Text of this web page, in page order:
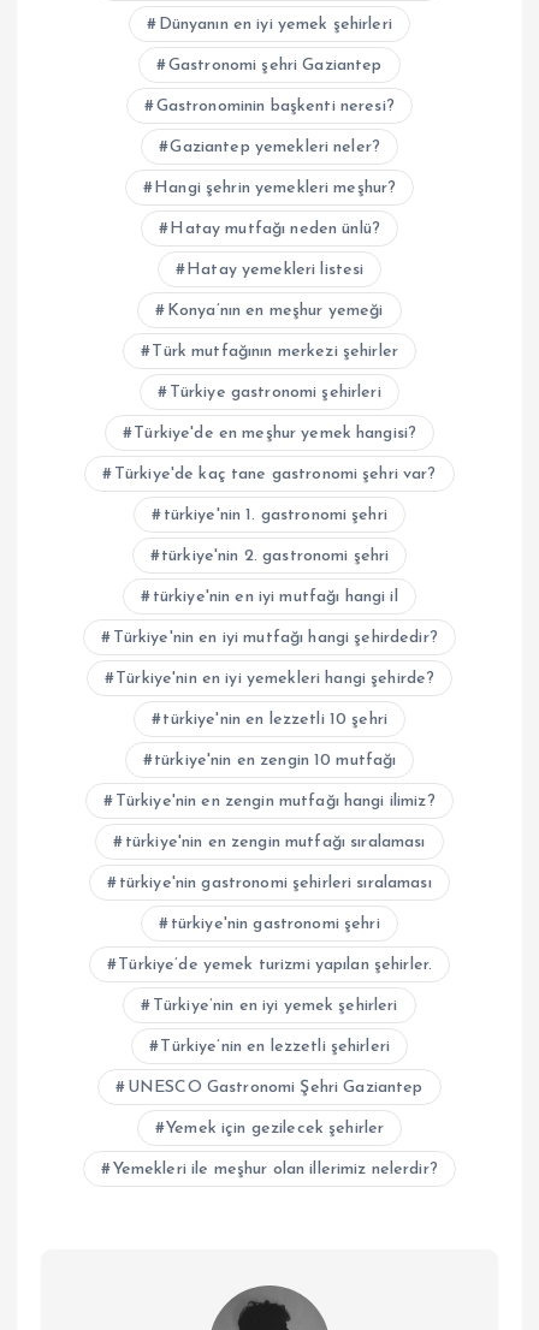
Dünyanın en iyi yemek şehirleri
Gastronomi şehri Gaziantep
Gastronominin başkenti neresi?
Gaziantep yemekleri neler?
Hangi şehrin yemekleri meşhur?
Hatay mutfağı neden ünlü?
Hatay yemekleri listesi
Konya’nın en meşhur yemeği
Türk mutfağının merkezi şehirler
Türkiye gastronomi şehirleri
Türkiye'de en meşhur yemek hangisi?
Türkiye'de kaç tane gastronomi şehri var?
türkiye'nin 1. gastronomi şehri
türkiye'nin 2. gastronomi şehri
türkiye'nin en iyi mutfağı hangi il
Türkiye'nin en iyi mutfağı hangi şehirdedir?
Türkiye'nin en iyi yemekleri hangi şehirde?
türkiye'nin en lezzetli 10 şehri
türkiye'nin en zengin 10 mutfağı
Türkiye'nin en zengin mutfağı hangi ilimiz?
türkiye'nin en zengin mutfağı sıralaması
türkiye'nin gastronomi şehirleri sıralaması
türkiye'nin gastronomi şehri
Türkiye’de yemek turizmi yapılan şehirler.
Türkiye’nin en iyi yemek şehirleri
Türkiye’nin en lezzetli şehirleri
UNESCO Gastronomi Şehri Gaziantep
Yemek için gezilecek şehirler
Yemekleri ile meşhur olan illerimiz nelerdir?